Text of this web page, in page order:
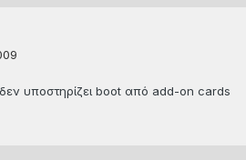
υποστηρίζει boot από add-on cards